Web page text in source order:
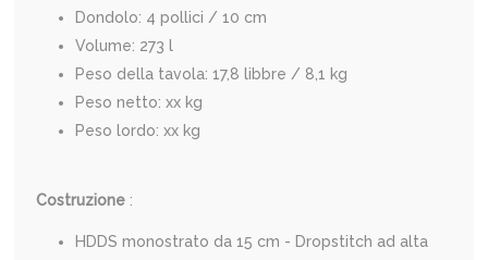
Dondolo: 4 pollici / 10 cm
Volume: 273 l
Peso della tavola: 17,8 libbre / 8,1 kg
Peso netto: xx kg
Peso lordo: xx kg
Costruzione :
HDDS monostrato da 15 cm - Dropstitch ad alta